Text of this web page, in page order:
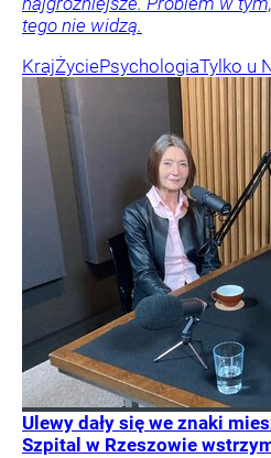
tego nie widzą.
KrajŻyciePsychologiaTylko u
Ulewy dały się we znaki
Szpital w Rzeszowie